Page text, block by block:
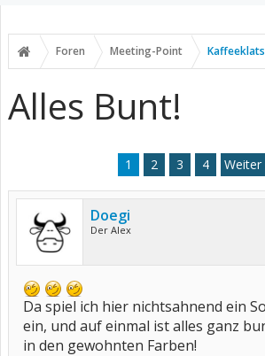
Foren Meeting-Point
Alles Bunt!
1 2 3 4 Weiter
Doegi
Der Alex
Da spiel ich hier nichtsahnend ein
ein, und auf einmal ist alles ganz
in den gewohnten Farben!